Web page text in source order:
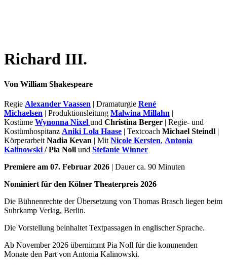
Richard III.
Von William Shakespeare
Regie Alexander Vaassen | Dramaturgie René
Michaelsen | Produktionsleitung Malwina Millahn |
Kostüme Wynonna Nixel und Christina Berger | Regie- und
Kostümhospitanz Aniki Lola Haase | Textcoach Michael Steindl |
Körperarbeit Nadia Kevan | Mit Nicole Kersten, Antonia
Kalinowski / Pia Noll und Stefanie Winner
Premiere am 07. Februar 2026 | Dauer ca. 90 Minuten
Nominiert für den Kölner Theaterpreis 2026
Die Bühnenrechte der Übersetzung von Thomas Brasch liegen beim
Suhrkamp Verlag, Berlin.
Die Vorstellung beinhaltet Textpassagen in englischer Sprache.
Ab November 2026 übernimmt Pia Noll für die kommenden
Monate den Part von Antonia Kalinowski.